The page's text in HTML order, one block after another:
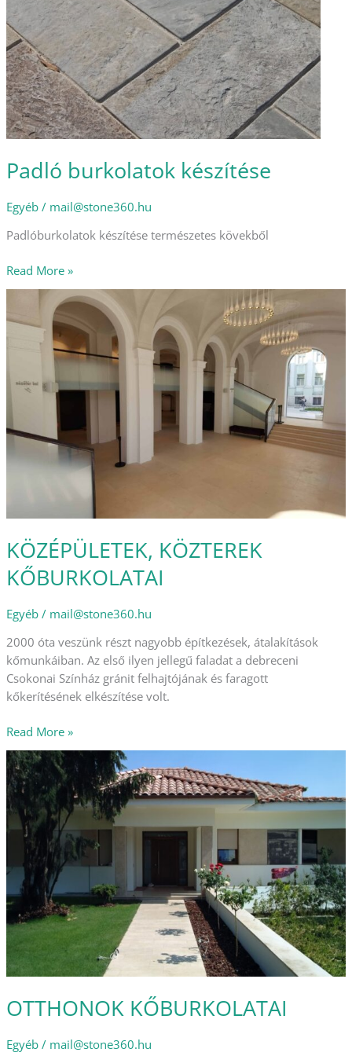
Padló burkolatok készítése
Egyéb/ mail@stone360.hu
Padlóburkolatok készítése természetes kövekből
Read More »
KÖZÉPÜLETEK, KÖZTEREK
KŐBURKOLATAI
Egyéb/ mail@stone360.hu
2000 óta veszünk részt nagyobb építkezések, átalakítások
kőmunkáiban. Az első ilyen jellegű faladat a debreceni
Csokonai Színház gránit felhajtójának és faragott
kőkerítésének elkészítése volt.
KÖZÉPÜLETEK,
KÖZTEREK
KŐBURKOLATAI
Read More »
OTTHONOK KŐBURKOLATAI
Egyéb/ mail@stone360.hu
OTTHONOK
KŐBURKOLATAI